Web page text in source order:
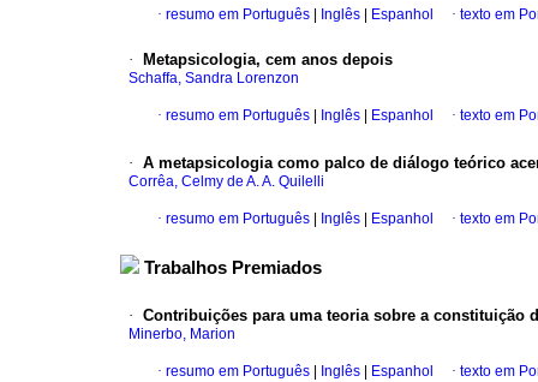
· resumo em Português Inglês Espanhol · texto em
· Metapsicologia, cem anos depois
Schaffa, Sandra Lorenzon
· resumo em Português Inglês Espanhol · texto em
· A metapsicologia como palco de diálogo teórico
Corrêa, Celmy de A. A. Quilelli
· resumo em Português Inglês Espanhol · texto em
Trabalhos Premiados
· Contribuições para uma teoria sobre a constituição
Minerbo, Marion
· resumo em Português Inglês Espanhol · texto em